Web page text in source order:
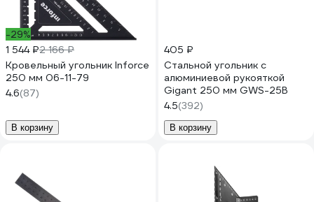
-29%
1 544 ₽2 166 ₽
Кровельный угольник Inforce
250 мм 06-11-79
4.6(87)
В корзину
405 ₽
Стальной угольник с
алюминиевой рукояткой
Gigant 250 мм GWS-25B
4.5(392)
В корзину